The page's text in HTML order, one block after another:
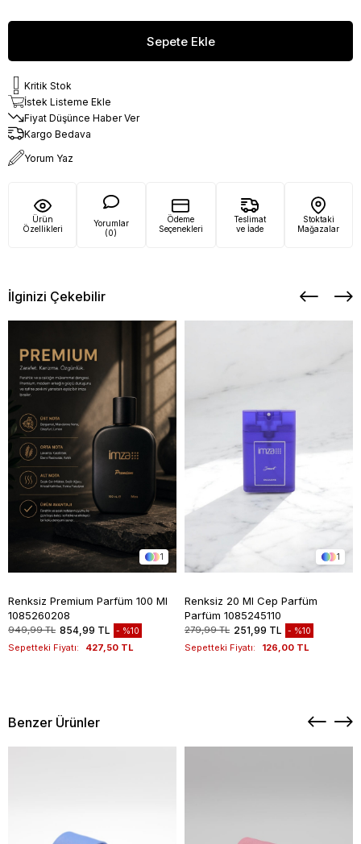
Kritik Stok
İstek Listeme Ekle
Fiyat Düşünce Haber Ver
Kargo Bedava
Yorum Yaz
Ürün
Özellikleri
Yorumlar
(0)
Ödeme
Seçenekleri
Teslimat
ve İade
Stoktaki
Mağazalar
İlginizi Çekebilir
1
Renksiz Premium Parfüm 100 Ml
1085260208
949,99 TL 854,99 TL %10
Sepetteki Fiyatı: 427,50 TL
1
Renksiz 20 Ml Cep Parfüm
Parfüm 1085245110
279,99 TL 251,99 TL %10
Sepetteki Fiyatı: 126,00 TL
Benzer Ürünler